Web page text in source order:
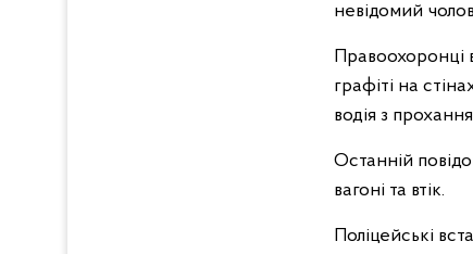
невідомий
Правоохоронці
графіті на
водія з
Останній
вагоні та втік.
Поліцейські